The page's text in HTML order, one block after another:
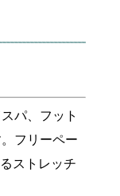
パ、フット
フリーペー
ストレッチ